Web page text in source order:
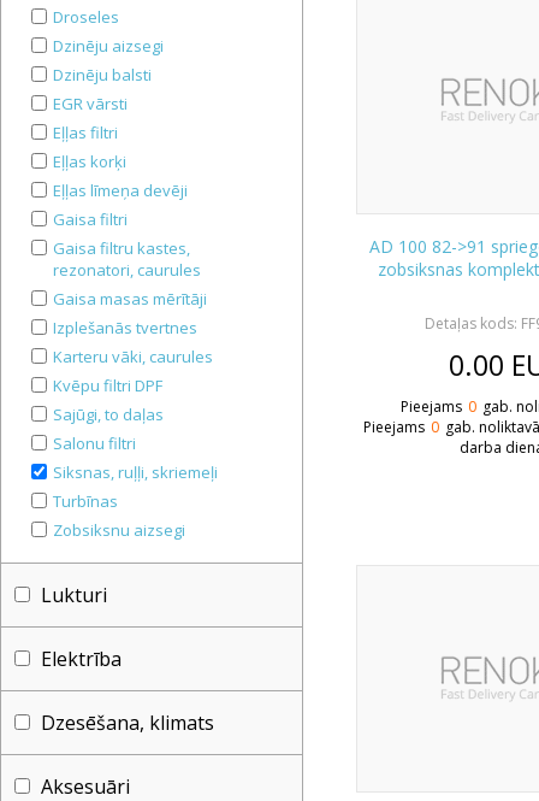
Droseles
Dzinēju aizsegi
Dzinēju balsti
EGR vārsti
Eļļas filtri
Eļļas korķi
Eļļas līmeņa devēji
Gaisa filtri
Gaisa filtru kastes,
rezonatori, caurules
Gaisa masas mērītāji
Izplešanās tvertnes
Karteru vāki, caurules
Kvēpu filtri DPF
Sajūgi, to daļas
Salonu filtri
Siksnas, ruļļi, skriemeļi
Turbīnas
Zobsiksnu aizsegi
Lukturi
Elektrība
Dzesēšana, klimats
Aksesuāri
AD 100 82->91
zobsiksnas
Detaļas kods:
0.00
Pieejams 0 gab.
Pieejams 0 gab.
darba